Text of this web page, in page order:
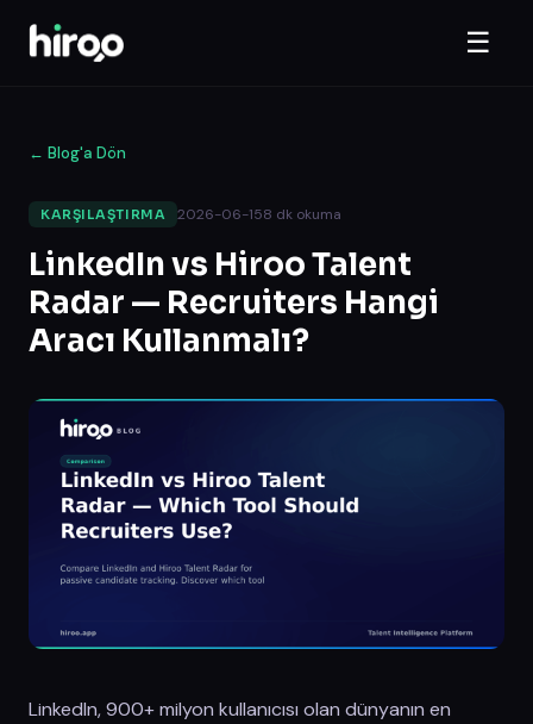
☰
← Blog'a Dön
KARŞILAŞTIRMA 2026-06-158 dk okuma
LinkedIn vs Hiroo Talent
Radar — Recruiters Hangi
Aracı Kullanmalı?
LinkedIn, 900+ milyon kullanıcısı olan dünyanın en